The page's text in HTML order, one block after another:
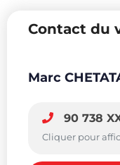
Contact du
Marc
90 738
Cliquer pour